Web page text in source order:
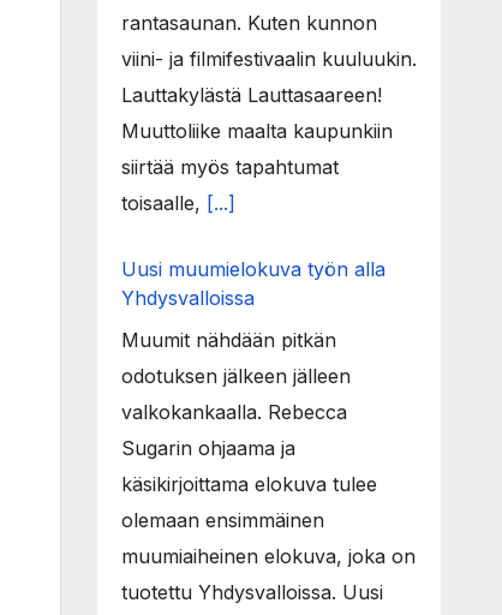
rantasaunan. Kuten kunnon
viini- ja filmifestivaalin kuuluukin.
Lauttakylästä Lauttasaareen!
Muuttoliike maalta kaupunkiin
siirtää myös tapahtumat
toisaalle, [...]
Uusi muumielokuva työn alla
Yhdysvalloissa
Muumit nähdään pitkän
odotuksen jälkeen jälleen
valkokankaalla. Rebecca
Sugarin ohjaama ja
käsikirjoittama elokuva tulee
olemaan ensimmäinen
muumiaiheinen elokuva, joka on
tuotettu Yhdysvalloissa. Uusi